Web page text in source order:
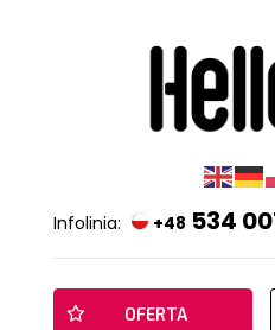
Infolinia: +48 534
OFERTA